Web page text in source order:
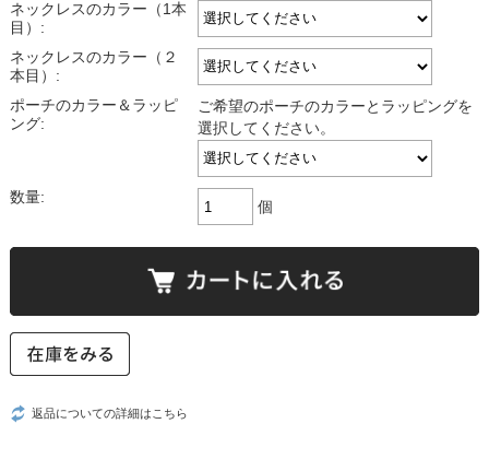
ネックレスのカラー（1本
目）:
ネックレスのカラー（２
本目）:
ポーチのカラー＆ラッピ
ング:
ご希望のポーチのカラーとラッピングを
選択してください。
数量:
個
返品についての詳細はこちら